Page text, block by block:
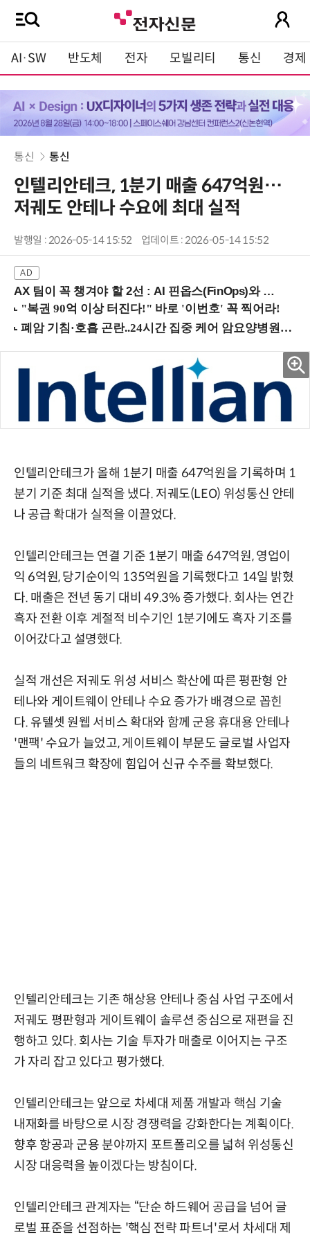
AI·SW 반도체 전자 모빌리티 통신 경제
통신 통신
인텔리안테크, 1분기 매출 647억원…
저궤도 안테나 수요에 최대 실적
발행일 : 2026-05-14 15:52 업데이트 : 2026-05-14 15:52
AX 팀이 꼭 챙겨야 할 2선 : AI 핀옵스(FinOps)와 토큰 거버넌스 (8/21 잠실역)
인텔리안테크가 올해 1분기 매출 647억원을 기록하며 1
분기 기준 최대 실적을 냈다. 저궤도(LEO) 위성통신 안테
나 공급 확대가 실적을 이끌었다.
인텔리안테크는 연결 기준 1분기 매출 647억원, 영업이
익 6억원, 당기순이익 135억원을 기록했다고 14일 밝혔
다. 매출은 전년 동기 대비 49.3% 증가했다. 회사는 연간
흑자 전환 이후 계절적 비수기인 1분기에도 흑자 기조를
이어갔다고 설명했다.
실적 개선은 저궤도 위성 서비스 확산에 따른 평판형 안
테나와 게이트웨이 안테나 수요 증가가 배경으로 꼽힌
다. 유텔셋 원웹 서비스 확대와 함께 군용 휴대용 안테나
'맨팩' 수요가 늘었고, 게이트웨이 부문도 글로벌 사업자
들의 네트워크 확장에 힘입어 신규 수주를 확보했다.
인텔리안테크는 기존 해상용 안테나 중심 사업 구조에서
저궤도 평판형과 게이트웨이 솔루션 중심으로 재편을 진
행하고 있다. 회사는 기술 투자가 매출로 이어지는 구조
가 자리 잡고 있다고 평가했다.
인텔리안테크는 앞으로 차세대 제품 개발과 핵심 기술
내재화를 바탕으로 시장 경쟁력을 강화한다는 계획이다.
향후 항공과 군용 분야까지 포트폴리오를 넓혀 위성통신
시장 대응력을 높이겠다는 방침이다.
인텔리안테크 관계자는 “단순 하드웨어 공급을 넘어 글
로벌 표준을 선점하는 '핵심 전략 파트너'로서 차세대 제